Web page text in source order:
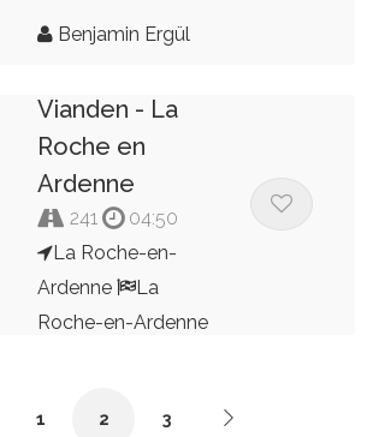
Benjamin Ergül
La Roche en
Vianden - La
Roche en
Ardenne
241
04:50
La Roche-en-
Ardenne
La
Roche-en-Ardenne
1 2 3